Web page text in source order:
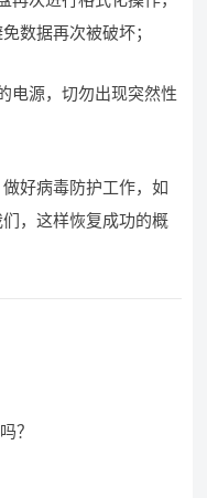
数据再次被破坏；
电源，切勿出现突然性
好病毒防护工作，如
，这样恢复成功的概
？